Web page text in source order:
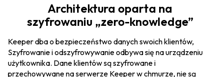
Architektura oparta na
szyfrowaniu „zero-knowledge”
Keeper dba o bezpieczeństwo danych swoich klientów,
Szyfrowanie i odszyfrowywanie odbywa się na urządzeniu
użytkownika. Dane klientów są szyfrowane i
przechowywane na serwerze Keeper w chmurze, nie są